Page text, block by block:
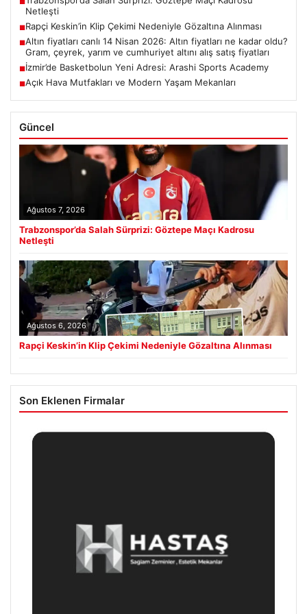
Netleşti
■Rapçi Keskin’in Klip Çekimi Nedeniyle Gözaltına Alınması
■Altın fiyatları canlı 14 Nisan 2026: Altın fiyatları ne kadar oldu?
Gram, çeyrek, yarım ve cumhuriyet altını alış satış fiyatları
■İzmir’de Basketbolun Yeni Adresi: Arashi Sports Academy
■Açık Hava Mutfakları ve Modern Yaşam Mekanları
Güncel
Ağustos 7, 2026
Trabzonspor’da Salah Sürprizi: Göztepe Maçı Kadrosu
Netleşti
Ağustos 6, 2026
Rapçi Keskin’in Klip Çekimi Nedeniyle Gözaltına Alınması
Son Eklenen Firmalar